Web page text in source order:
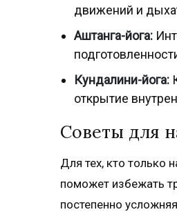
движений и
Аштанга-йога:
Кундалини-йога:
открытие
Советы для
Для тех, кто только
поможет избежать
постепенно